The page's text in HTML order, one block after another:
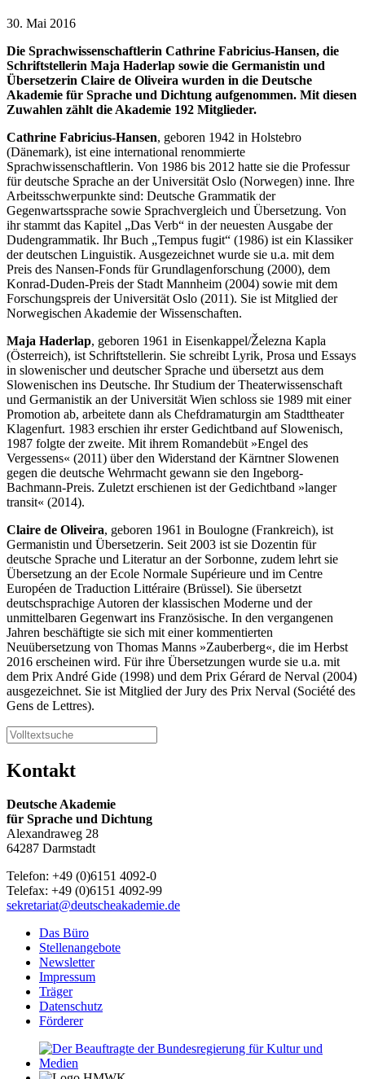
30. Mai 2016
Die Sprachwissenschaftlerin Cathrine Fabricius-Hansen, die
Schriftstellerin Maja Haderlap sowie die Germanistin und
Übersetzerin Claire de Oliveira wurden in die Deutsche
Akademie für Sprache und Dichtung aufgenommen. Mit diesen
Zuwahlen zählt die Akademie 192 Mitglieder.
Cathrine Fabricius-Hansen, geboren 1942 in Holstebro
(Dänemark), ist eine international renommierte
Sprachwissenschaftlerin. Von 1986 bis 2012 hatte sie die Professur
für deutsche Sprache an der Universität Oslo (Norwegen) inne. Ihre
Arbeitsschwerpunkte sind: Deutsche Grammatik der
Gegenwartssprache sowie Sprachvergleich und Übersetzung. Von
ihr stammt das Kapitel „Das Verb“ in der neuesten Ausgabe der
Dudengrammatik. Ihr Buch „Tempus fugit“ (1986) ist ein Klassiker
der deutschen Linguistik. Ausgezeichnet wurde sie u.a. mit dem
Preis des Nansen-Fonds für Grundlagenforschung (2000), dem
Konrad-Duden-Preis der Stadt Mannheim (2004) sowie mit dem
Forschungspreis der Universität Oslo (2011). Sie ist Mitglied der
Norwegischen Akademie der Wissenschaften.
Maja Haderlap, geboren 1961 in Eisenkappel/Železna Kapla
(Österreich), ist Schriftstellerin. Sie schreibt Lyrik, Prosa und Essays
in slowenischer und deutscher Sprache und übersetzt aus dem
Slowenischen ins Deutsche. Ihr Studium der Theaterwissenschaft
und Germanistik an der Universität Wien schloss sie 1989 mit einer
Promotion ab, arbeitete dann als Chefdramaturgin am Stadttheater
Klagenfurt. 1983 erschien ihr erster Gedichtband auf Slowenisch,
1987 folgte der zweite. Mit ihrem Romandebüt »Engel des
Vergessens« (2011) über den Widerstand der Kärntner Slowenen
gegen die deutsche Wehrmacht gewann sie den Ingeborg-
Bachmann-Preis. Zuletzt erschienen ist der Gedichtband »langer
transit« (2014).
Claire de Oliveira, geboren 1961 in Boulogne (Frankreich), ist
Germanistin und Übersetzerin. Seit 2003 ist sie Dozentin für
deutsche Sprache und Literatur an der Sorbonne, zudem lehrt sie
Übersetzung an der Ecole Normale Supérieure und im Centre
Européen de Traduction Littéraire (Brüssel). Sie übersetzt
deutschsprachige Autoren der klassischen Moderne und der
unmittelbaren Gegenwart ins Französische. In den vergangenen
Jahren beschäftigte sie sich mit einer kommentierten
Neuübersetzung von Thomas Manns »Zauberberg«, die im Herbst
2016 erscheinen wird. Für ihre Übersetzungen wurde sie u.a. mit
dem Prix André Gide (1998) und dem Prix Gérard de Nerval (2004)
ausgezeichnet. Sie ist Mitglied der Jury des Prix Nerval (Société des
Gens de Lettres).
Kontakt
Deutsche Akademie
für Sprache und Dichtung
Alexandraweg 28
64287 Darmstadt
Telefon: +49 (0)6151 4092-0
Telefax: +49 (0)6151 4092-99
sekretariat@deutscheakademie.de
Das Büro
Stellenangebote
Newsletter
Impressum
Träger
Datenschutz
Förderer